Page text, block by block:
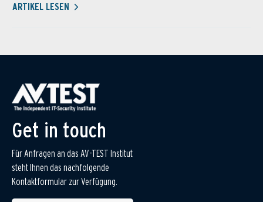
ARTIKEL LESEN
Get in touch
Für Anfragen an das AV-TEST Institut
steht Ihnen das nachfolgende
Kontaktformular zur Verfügung.